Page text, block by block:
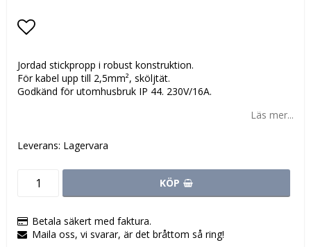
Jordad stickpropp i robust konstruktion.
För kabel upp till 2,5mm², sköljtät.
Godkänd för utomhusbruk IP 44. 230V/16A.
Läs mer...
Leverans: Lagervara
KÖP
Betala säkert med faktura.
Maila oss, vi svarar, är det bråttom så ring!